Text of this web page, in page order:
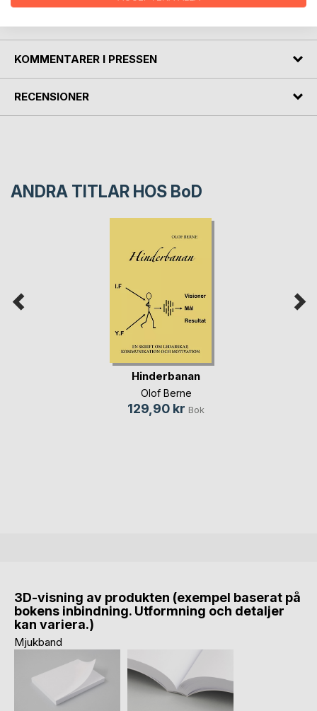
KOMMENTARER I PRESSEN
RECENSIONER
ANDRA TITLAR HOS BoD
Hinderbanan
Olof Berne
129,90 kr Bok
3D-visning av produkten (exempel baserat på
bokens inbindning. Utformning och detaljer
kan variera.)
Mjukband